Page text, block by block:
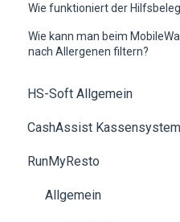
Wie funktioniert der
Wie kann man beim
nach Allergenen filtern?
HS-Soft Allgemein
Schulung
Rechnungen & Bezahlung
Buchhaltung
CashAssist Kassensystem
Allgemein
Artikelverwaltung
RunMyResto
Allgemein